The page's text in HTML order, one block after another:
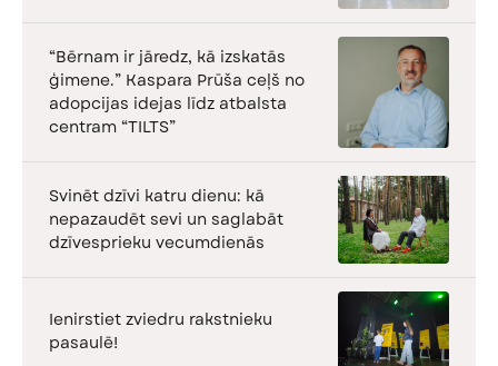
“Bērnam ir jāredz, kā izskatās
ģimene.” Kaspara Prūša ceļš no
adopcijas idejas līdz atbalsta
centram “TILTS”
Svinēt dzīvi katru dienu: kā
nepazaudēt sevi un saglabāt
dzīvesprieku vecumdienās
Ienirstiet zviedru rakstnieku
pasaulē!